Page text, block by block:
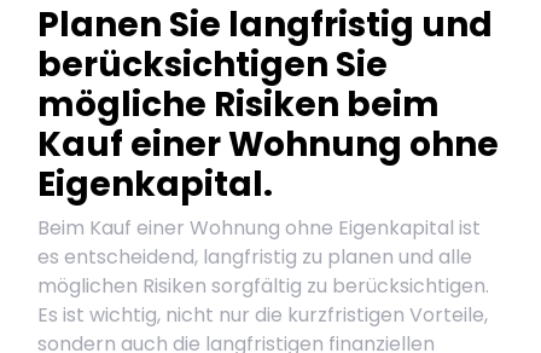
Planen Sie langfristig und
berücksichtigen Sie
mögliche Risiken beim
Kauf einer Wohnung ohne
Eigenkapital.
Beim Kauf einer Wohnung ohne Eigenkapital ist
es entscheidend, langfristig zu planen und alle
möglichen Risiken sorgfältig zu berücksichtigen.
Es ist wichtig, nicht nur die kurzfristigen Vorteile,
sondern auch die langfristigen finanziellen